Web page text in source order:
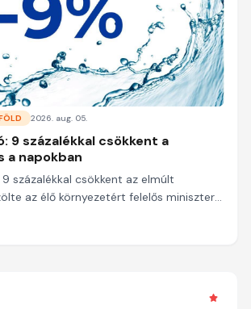
2026. aug. 05.
9 százalékkal csökkent a
a napokban
százalékkal csökkent az elmúlt
az élő környezetért felelős miniszter
oldalán. Gajdos László az...